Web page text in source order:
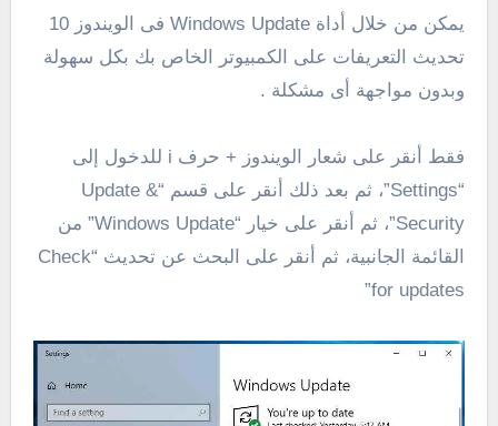
يمكن من خلال أداة Windows Update فى الويندوز 10
تحديث التعريفات على الكمبيوتر الخاص بك بكل سهولة
وبدون مواجهة أى مشكلة .
فقط أنقر على شعار الويندوز + حرف i للدخول إلى
“Settings”، ثم بعد ذلك أنقر على قسم “Update &
Security”، ثم أنقر على خيار “Windows Update” من
القائمة الجانبية، ثم أنقر على البحث عن تحديث “Check
for updates”